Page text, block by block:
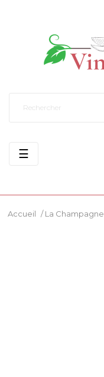
Basculer
☰
Accueil / La Champagne